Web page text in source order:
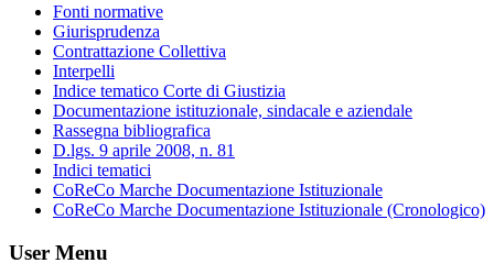
Fonti normative
Giurisprudenza
Contrattazione Collettiva
Interpelli
Indice tematico Corte di Giustizia
Documentazione istituzionale, sindacale e aziendale
Rassegna bibliografica
D.lgs. 9 aprile 2008, n. 81
Indici tematici
CoReCo Marche Documentazione Istituzionale
CoReCo Marche Documentazione Istituzionale (Cronologico)
User Menu